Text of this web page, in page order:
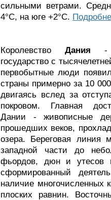
сильными ветрами.
4°С, на юге +2°С.
Королевство Дания -
государство с
первобытные люди
страны примерно за 10
двигаясь вслед за
покровом. Главная
Дании - живописные
прошедших веков,
озера. Береговая линия
западной части до
фьордов, дюн и утесов
сформированный
наличие многочисленных
плоских равнин.